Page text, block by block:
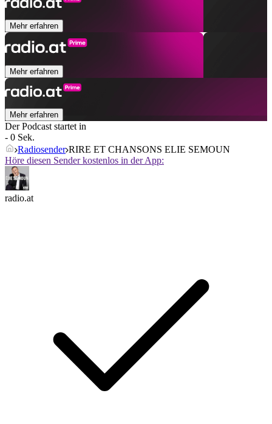
Mehr erfahren
Mehr erfahren
Mehr erfahren
Der Podcast startet in
- 0 Sek.
Radiosender RIRE ET CHANSONS ELIE SEMOUN
Höre diesen Sender kostenlos in der App:
radio.at